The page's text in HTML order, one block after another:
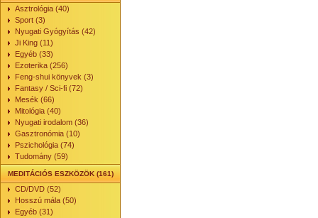
Asztrológia (40)
Sport (3)
Nyugati Gyógyítás (42)
Ji King (11)
Egyéb (33)
Ezoterika (256)
Feng-shui könyvek (3)
Fantasy / Sci-fi (72)
Mesék (66)
Mitológia (40)
Nyugati irodalom (36)
Gasztronómia (10)
Pszichológia (74)
Tudomány (59)
MEDITÁCIÓS ESZKÖZÖK (161)
CD/DVD (52)
Hosszú mála (50)
Egyéb (31)